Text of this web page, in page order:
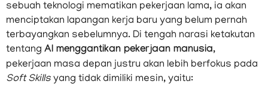
sebuah teknologi mematikan pekerjaan lama, ia akan
menciptakan lapangan kerja baru yang belum pernah
terbayangkan sebelumnya. Di tengah narasi ketakutan
tentang AI menggantikan pekerjaan manusia,
pekerjaan masa depan justru akan lebih berfokus pada
Soft Skills yang tidak dimiliki mesin, yaitu: